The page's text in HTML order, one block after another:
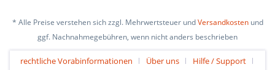
* Alle Preise verstehen sich zzgl. Mehrwertsteuer undVersandkostenund
ggf. Nachnahmegebühren, wenn nicht anders beschrieben
rechtliche Vorabinformationen Über uns
Hilfe / Support